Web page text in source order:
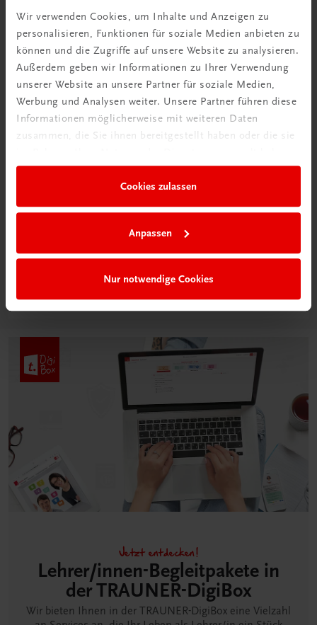
Wir verwenden Cookies, um Inhalte und Anzeigen zu
personalisieren, Funktionen für soziale Medien anbieten zu
können und die Zugriffe auf unsere Website zu analysieren.
Außerdem geben wir Informationen zu Ihrer Verwendung
unserer Website an unsere Partner für soziale Medien,
Werbung und Analysen weiter. Unsere Partner führen diese
Informationen möglicherweise mit weiteren Daten
zusammen, die Sie ihnen bereitgestellt haben oder die sie
Cookies zulassen
Anpassen
Nur notwendige Cookies
Neu in der DigiBox
Klassenzimmer“
Jetzt entdecken!
Lehrer/innen-Begleitpakete in
der TRAUNER-DigiBox
Wir bieten Ihnen in der TRAUNER-DigiBox eine Vielzahl